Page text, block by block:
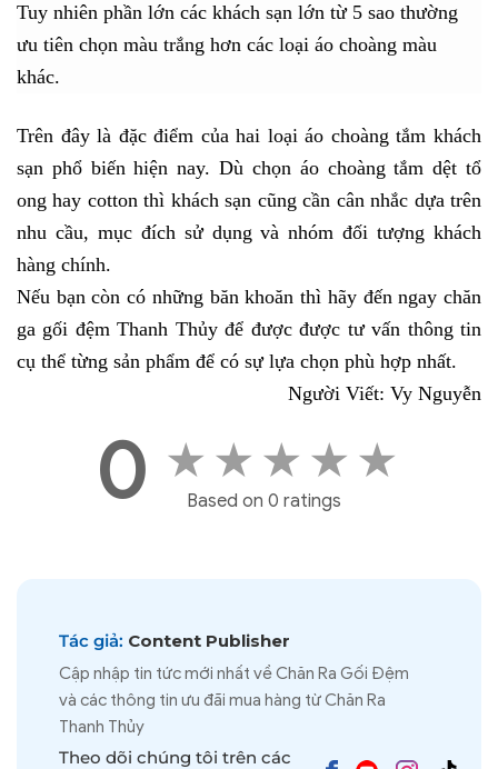
Tuy nhiên phần lớn các khách sạn lớn từ 5 sao thường
ưu tiên chọn màu trắng hơn các loại áo choàng màu
khác.
Trên đây là đặc điểm của hai loại áo choàng tắm khách
sạn phổ biến hiện nay. Dù chọn áo choàng tắm dệt tổ
ong hay cotton thì khách sạn cũng cần cân nhắc dựa trên
nhu cầu, mục đích sử dụng và nhóm đối tượng khách
hàng chính.
Nếu bạn còn có những băn khoăn thì hãy đến ngay chăn
ga gối đệm Thanh Thủy để được được tư vấn thông tin
cụ thể từng sản phẩm để có sự lựa chọn phù hợp nhất.
Người Viết: Vy Nguyễn
0 ★ ★ ★ ★ ★
Based on 0 ratings
Tác giả: Content Publisher
Cập nhập tin tức mới nhất về Chăn Ra Gối Đệm
và các thông tin ưu đãi mua hàng từ Chăn Ra
Thanh Thủy
Theo dõi chúng tôi trên các